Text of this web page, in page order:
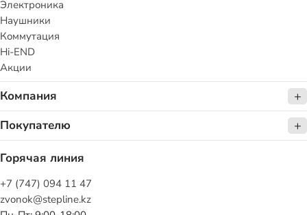
Электроника
Наушники
Коммутация
Hi-END
Акции
Компания
Покупателю
Горячая линия
+7 (747) 094 11 47
zvonok@stepline.kz